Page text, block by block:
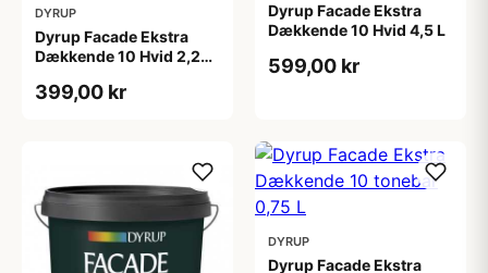
DYRUP
Dyrup Facade Ekstra
Dækkende 10 Hvid 2,25
399,00 kr
Dyrup Facade Ekstra
Dækkende 10 Hvid 4,5 L
599,00 kr
DYRUP
Dyrup Facade Ekstra